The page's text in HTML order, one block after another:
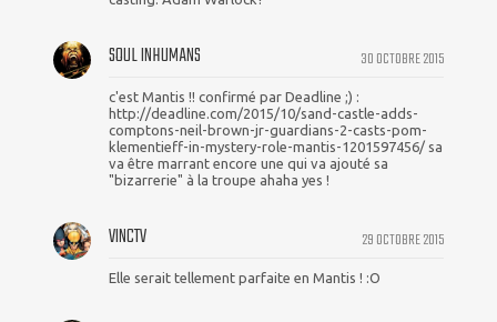
30 OCTOBRE 2015
SOUL INHUMANS
c'est Mantis !! confirmé par Deadline ;) :
http://deadline.com/2015/10/sand-castle-adds-
comptons-neil-brown-jr-guardians-2-casts-pom-
klementieff-in-mystery-role-mantis-1201597456/ sa
va être marrant encore une qui va ajouté sa
"bizarrerie" à la troupe ahaha yes !
29 OCTOBRE 2015
VINCTV
Elle serait tellement parfaite en Mantis ! :O